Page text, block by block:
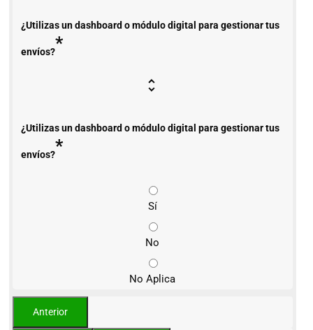
¿Utilizas un dashboard o módulo digital para gestionar tus
envíos?*
¿Utilizas un dashboard o módulo digital para gestionar tus
envíos?*
Sí
No
No Aplica